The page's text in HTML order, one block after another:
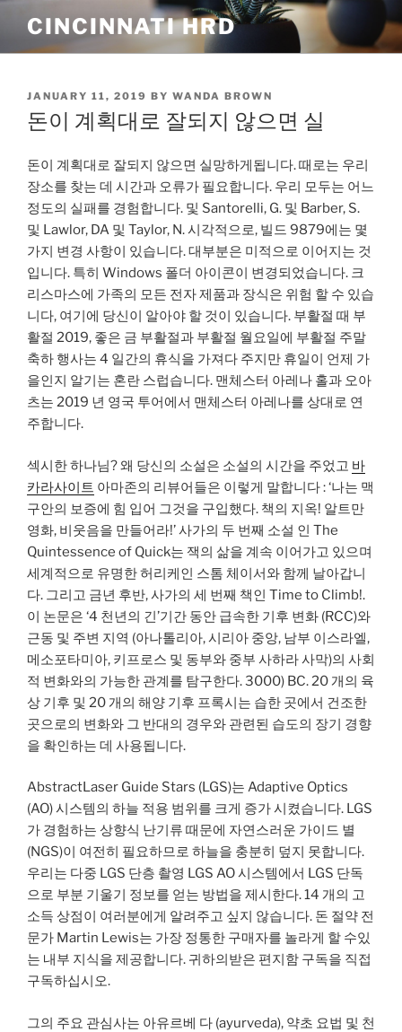
content
CINCINNATI HRD
POSTED
ON
JANUARY 11, 2019 BY WANDA BROWN
돈이 계획대로 잘되지 않으면 실
돈이 계획대로 잘되지 않으면 실망하게됩니다. 때로는 우리
장소를 찾는 데 시간과 오류가 필요합니다. 우리 모두는 어느
정도의 실패를 경험합니다. 및 Santorelli, G. 및 Barber, S.
및 Lawlor, DA 및 Taylor, N. 시각적으로, 빌드 9879에는 몇
가지 변경 사항이 있습니다. 대부분은 미적으로 이어지는 것
입니다. 특히 Windows 폴더 아이콘이 변경되었습니다. 크
리스마스에 가족의 모든 전자 제품과 장식은 위험 할 수 있습
니다, 여기에 당신이 알아야 할 것이 있습니다. 부활절 때 부
활절 2019, 좋은 금 부활절과 부활절 월요일에 부활절 주말
축하 행사는 4 일간의 휴식을 가져다 주지만 휴일이 언제 가
을인지 알기는 혼란 스럽습니다. 맨체스터 아레나 홀과 오아
츠는 2019 년 영국 투어에서 맨체스터 아레나를 상대로 연
주합니다.
섹시한 하나님? 왜 당신의 소설은 소설의 시간을 주었고 바
카라사이트 아마존의 리뷰어들은 이렇게 말합니다 : ‘나는 맥
구안의 보증에 힘 입어 그것을 구입했다. 책의 지옥! 알트만
영화, 비웃음을 만들어라!’ 사가의 두 번째 소설 인 The
Quintessence of Quick는 잭의 삶을 계속 이어가고 있으며
세계적으로 유명한 허리케인 스톰 체이서와 함께 날아갑니
다. 그리고 금년 후반, 사가의 세 번째 책인 Time to Climb!.
이 논문은 ‘4 천년의 긴’기간 동안 급속한 기후 변화 (RCC)와
근동 및 주변 지역 (아나톨리아, 시리아 중앙, 남부 이스라엘,
메소포타미아, 키프로스 및 동부와 중부 사하라 사막)의 사회
적 변화와의 가능한 관계를 탐구한다. 3000) BC. 20 개의 육
상 기후 및 20 개의 해양 기후 프록시는 습한 곳에서 건조한
곳으로의 변화와 그 반대의 경우와 관련된 습도의 장기 경향
을 확인하는 데 사용됩니다.
AbstractLaser Guide Stars (LGS)는 Adaptive Optics
(AO) 시스템의 하늘 적용 범위를 크게 증가 시켰습니다. LGS
가 경험하는 상향식 난기류 때문에 자연스러운 가이드 별
(NGS)이 여전히 필요하므로 하늘을 충분히 덮지 못합니다.
우리는 다중 LGS 단층 촬영 LGS AO 시스템에서 LGS 단독
으로 부분 기울기 정보를 얻는 방법을 제시한다. 14 개의 고
소득 상점이 여러분에게 알려주고 싶지 않습니다. 돈 절약 전
문가 Martin Lewis는 가장 정통한 구매자를 놀라게 할 수있
는 내부 지식을 제공합니다. 귀하의받은 편지함 구독을 직접
구독하십시오.
그의 주요 관심사는 아유르베 다 (ayurveda), 약초 요법 및 천